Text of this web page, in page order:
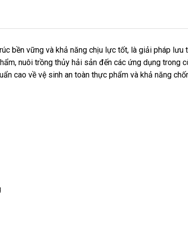
bền vững và khả năng chịu lực tốt, là giải pháp
nuôi trồng thủy hải sản đến các ứng dụng trong
cao về vệ sinh an toàn thực phẩm và khả năng